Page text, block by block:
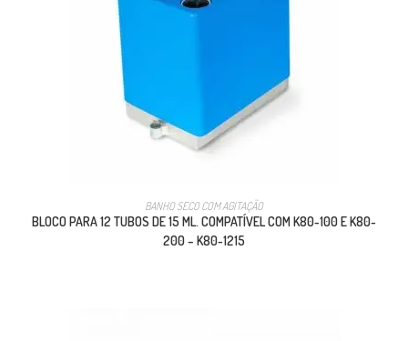
BANHO SECO COM AGITAÇÃO
BLOCO PARA 12 TUBOS DE 15 ML. COMPATÍVEL COM K80-100 E K80-
200 – K80-1215